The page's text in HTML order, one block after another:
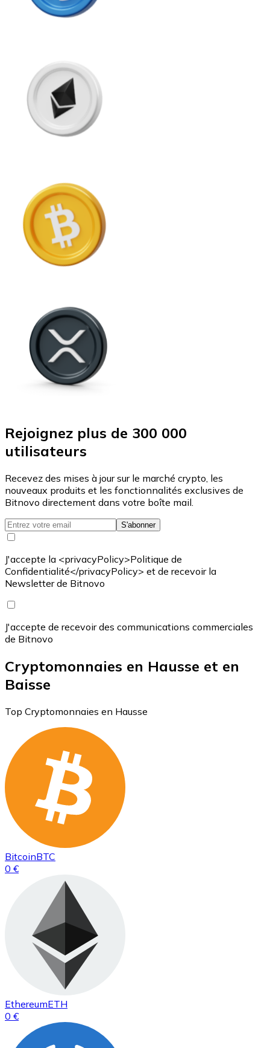
Rejoignez plus de 300 000
utilisateurs
Recevez des mises à jour sur le marché crypto, les
nouveaux produits et les fonctionnalités exclusives de
Bitnovo directement dans votre boîte mail.
S'abonner
J'accepte la <privacyPolicy>Politique de
Confidentialité</privacyPolicy> et de recevoir la
Newsletter de Bitnovo
J'accepte de recevoir des communications commerciales
de Bitnovo
Cryptomonnaies en Hausse et en
Baisse
Top Cryptomonnaies en Hausse
BitcoinBTC
0 €
EthereumETH
0 €